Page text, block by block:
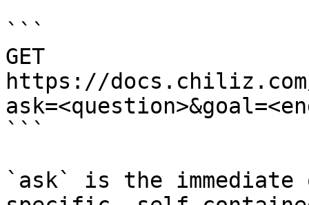
```
GET
https://docs.chiliz.com/
```
`ask` is the